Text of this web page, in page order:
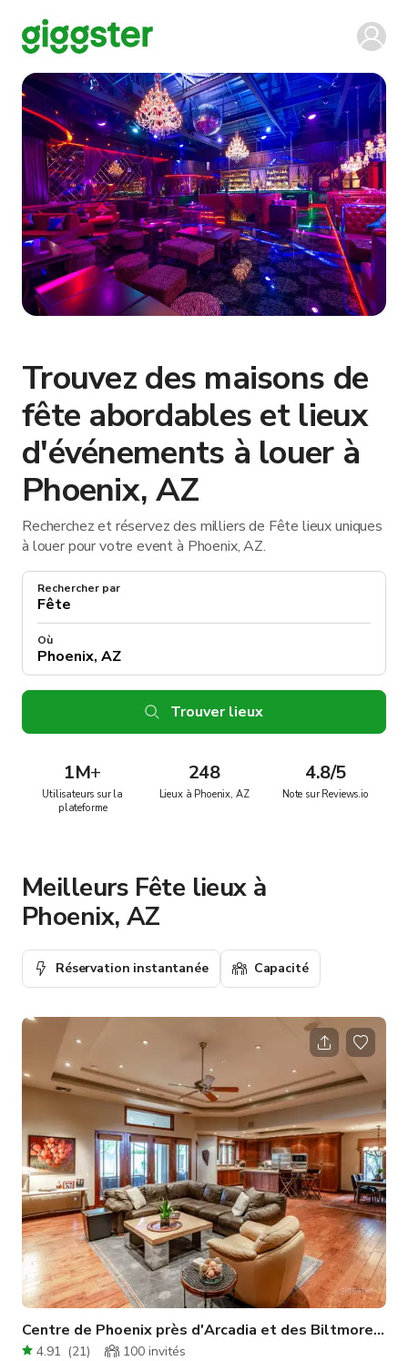
Trouvez des maisons de
fête abordables et lieux
d'événements à louer à
Phoenix, AZ
Recherchez et réservez des milliers de Fête lieux uniques
à louer pour votre event à Phoenix, AZ.
Rechercher par
Où
Trouver lieux
1M+
Utilisateurs sur la
plateforme
248
Lieux à Phoenix, AZ
4.8/5
Note sur Reviews.io
Meilleurs Fête lieux à
Phoenix, AZ
Réservation instantanée Capacité
Centre de Phoenix près d'Arcadia et des Biltmore
4.91 (21) 100 invités